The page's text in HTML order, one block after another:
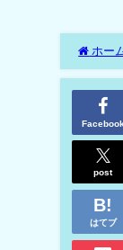
ホー
してい
Facebook
post
はてブ